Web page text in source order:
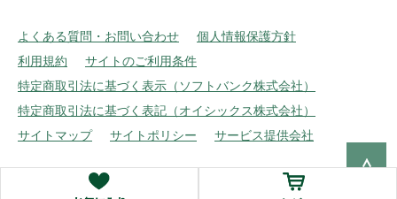
よくある質問・お問い合わせ
個人情報保護方針
利用規約
サイトのご利用条件
特定商取引法に基づく表示（ソフトバンク株式会社）
特定商取引法に基づく表記（オイシックス株式会社）
サイトマップ
サイトポリシー サービス提供会社
Copyright © Oisix Inc. All rights reserved